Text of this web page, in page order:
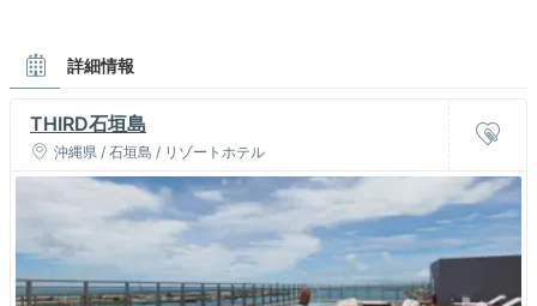
詳細情報
THIRD石垣島
沖縄県 / 石垣島 / リゾートホテル